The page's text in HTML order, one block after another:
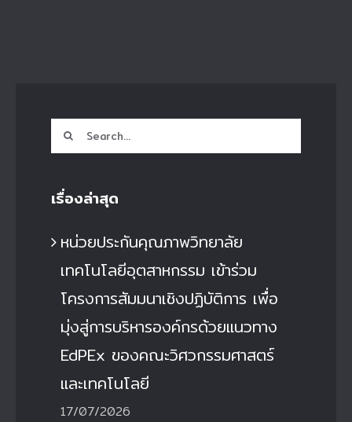
Search
for:
เรื่องล่าสุด
หน่วยประกันคุณภาพวิทยาลัย
เทคโนโลยีอุตสาหกรรม เข้าร่วม
โครงการสัมมนาเชิงปฏิบัติการ เพื่อ
มุ่งสู่การบริหารองค์กรด้วยแนวทาง
EdPEx ของคณะวิศวกรรมศาสตร์
และเทคโนโลยี
17/07/2026